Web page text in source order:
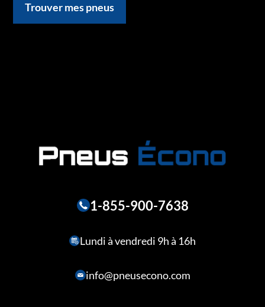
Trouver mes pneus
1-855-900-7638
Lundi à vendredi 9h à 16h
info@pneusecono.com